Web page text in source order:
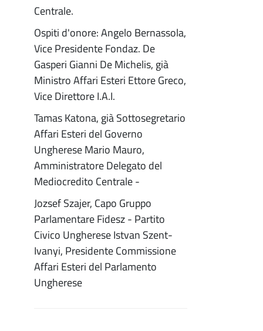
Centrale.
Ospiti d'onore: Angelo Bernassola,
Vice Presidente Fondaz. De
Gasperi Gianni De Michelis, già
Ministro Affari Esteri Ettore Greco,
Vice Direttore I.A.I.
Tamas Katona, già Sottosegretario
Affari Esteri del Governo
Ungherese Mario Mauro,
Amministratore Delegato del
Mediocredito Centrale -
Jozsef Szajer, Capo Gruppo
Parlamentare Fidesz - Partito
Civico Ungherese Istvan Szent-
Ivanyi, Presidente Commissione
Affari Esteri del Parlamento
Ungherese